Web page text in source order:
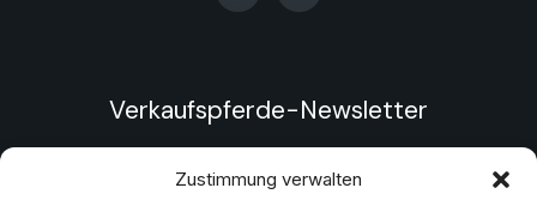
Zustimmung verwalten
Verkaufspferde-Newsletter
Newsletter an und erfahre als Erster, wenn wir wieder